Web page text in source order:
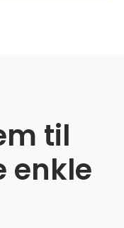
til
enkle